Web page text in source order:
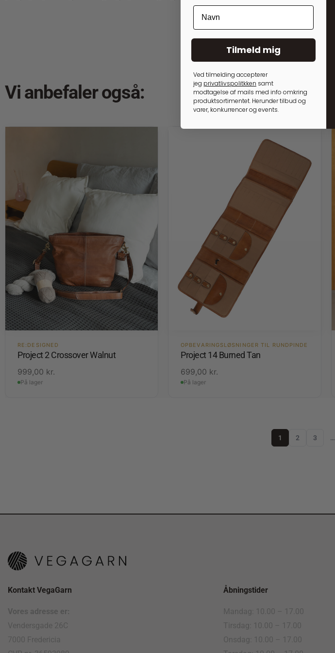
Vi anbefaler også:
RE:DESIGNED
Project 2 Crossover Walnut
999,00 kr.
På lager
OPBEVARINGSLØSNINGER TIL RUNDPINDE
Project 14 Burned Tan
699,00 kr.
På lager
1 2 3 …
Kontakt VegaGarn
Vores adresse er:
Vendersgade 26C
7000 Fredericia
Åbningstider
Mandag: 10.00 – 17.00
Tirsdag: 10.00 – 17.00
Onsdag: 10.00 – 17.00
Tilmeld mig
Ved tilmelding accepterer
jeg privatlivspolitkken samt
modtagelse af mails med info omkring
produktsortimentet. Herunder tilbud og
varer, konkurrencer og events.